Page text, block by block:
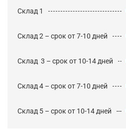
Склад 1
Склад 2 – срок от 7-10 дней
Cклад 3 – срок от 10-14 дней
Склад 4 – срок от 7-10 дней
Склад 5 – срок от 10-14 дней